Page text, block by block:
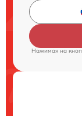
Нажимая на